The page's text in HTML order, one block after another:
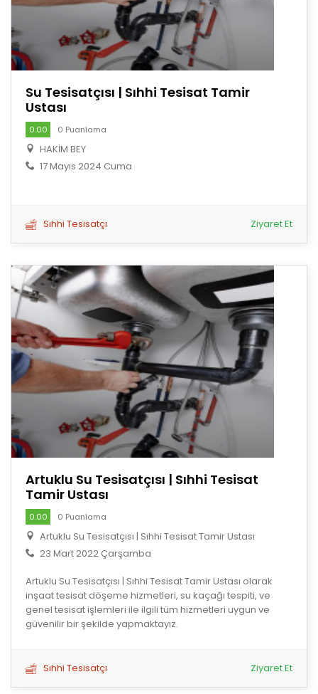
Su Tesisatçısı | Sıhhi Tesisat Tamir
Ustası
0.00 0 Puanlama
HAKİM BEY
17 Mayıs 2024 Cuma
Sıhhi Tesisatçı Ziyaret Et
Artuklu Su Tesisatçısı | Sıhhi Tesisat
Tamir Ustası
0.00 0 Puanlama
Artuklu Su Tesisatçısı | Sıhhi Tesisat Tamir Ustası
23 Mart 2022 Çarşamba
Artuklu Su Tesisatçısı | Sıhhi Tesisat Tamir Ustası olarak
inşaat tesisat döşeme hizmetleri, su kaçağı tespiti, ve
genel tesisat işlemleri ile ilgili tüm hizmetleri uygun ve
güvenilir bir şekilde yapmaktayız.
Sıhhi Tesisatçı Ziyaret Et